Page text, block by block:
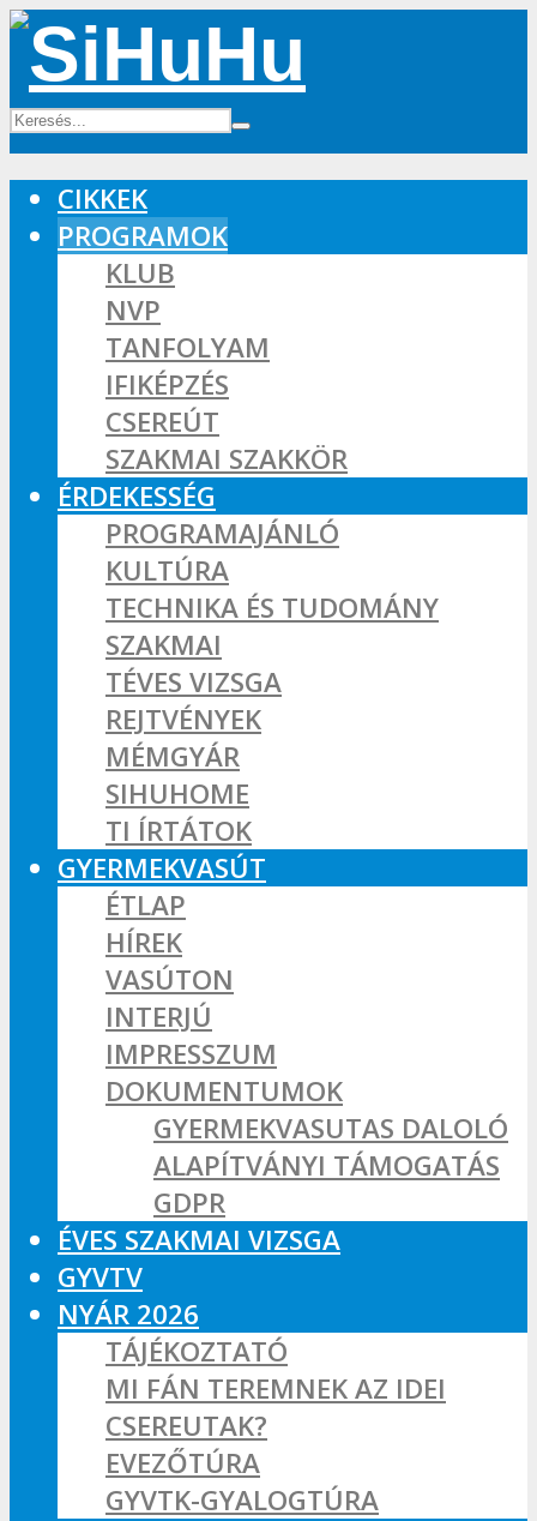
CIKKEK
PROGRAMOK
KLUB
NVP
TANFOLYAM
IFIKÉPZÉS
CSEREÚT
SZAKMAI SZAKKÖR
ÉRDEKESSÉG
PROGRAMAJÁNLÓ
KULTÚRA
TECHNIKA ÉS TUDOMÁNY
SZAKMAI
TÉVES VIZSGA
REJTVÉNYEK
MÉMGYÁR
SIHUHOME
TI ÍRTÁTOK
GYERMEKVASÚT
ÉTLAP
HÍREK
VASÚTON
INTERJÚ
IMPRESSZUM
DOKUMENTUMOK
GYERMEKVASUTAS DALOLÓ
ALAPÍTVÁNYI TÁMOGATÁS
GDPR
ÉVES SZAKMAI VIZSGA
GYVTV
NYÁR 2026
TÁJÉKOZTATÓ
MI FÁN TEREMNEK AZ IDEI
CSEREUTAK?
EVEZŐTÚRA
GYVTK-GYALOGTÚRA